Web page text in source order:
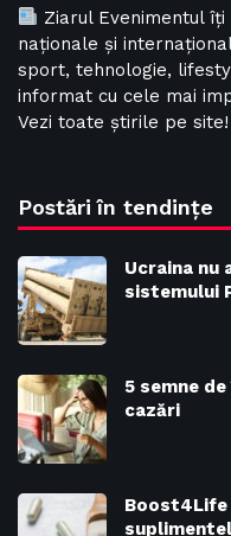
Ziarul Evenimentul
naționale și
sport, tehnologie,
informat cu cele mai
Vezi toate știrile pe site!
Postări în tendințe
Ucraina nu
sistemului
5 semne
cazări